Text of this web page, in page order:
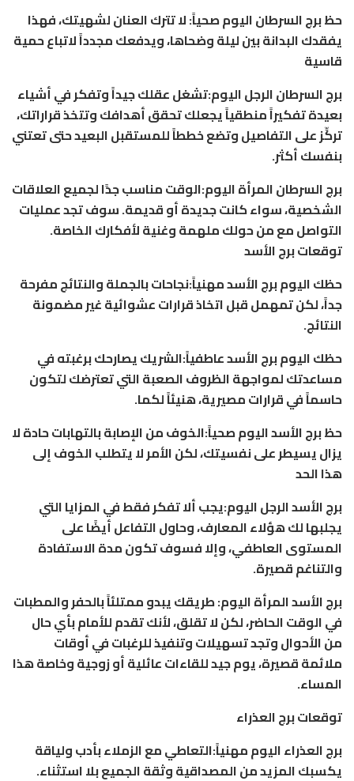
حظ برج السرطان اليوم صحياً: لا تترك العنان لشهيتك، فهذا
يفقدك البدانة بين ليلة وضحاها، ويدفعك مجدداً لاتباع حمية
قاسية
برج السرطان الرجل اليوم:تشغل عقلك جيداً وتفكر في أشياء
بعيدة تفكيراً منطقياً يجعلك تحقق أهدافك وتتخذ قراراتك،
تركِّز على التفاصيل وتضع خططاً للمستقبل البعيد حتى تعتني
بنفسك أكثر.
برج السرطان المرأة اليوم:الوقت مناسب جدًا لجميع العلاقات
الشخصية، سواء كانت جديدة أو قديمة. سوف تجد عمليات
التواصل مع من حولك ملهمة وغنية لأفكارك الخاصة.
توقعات برج الأسد
حظك اليوم برج الأسد مهنياً:نجاحات بالجملة والنتائج مفرحة
جداً، لكن تمهمل قبل اتخاذ قرارات عشوائية غير مضمونة
النتائج.
حظك اليوم برج الأسد عاطفياً:الشريك يصارحك برغبته في
مساعدتك لمواجهة الظروف الصعبة التي تعترضك لتكون
حاسماً في قرارات مصيرية، هنيئاً لكما.
حظ برج الأسد اليوم صحياً:الخوف من الإصابة بالتهابات حادة لا
يزال يسيطر على نفسيتك، لكن الأمر لا يتطلب الخوف إلى
هذا الحد
برج الأسد الرجل اليوم:يجب ألا تفكر فقط في المزايا التي
يجلبها لك هؤلاء المعارف، وحاول التفاعل أيضًا على
المستوى العاطفي، وإلا فسوف تكون مدة الاستفادة
والتناغم قصيرة.
برج الأسد المرأة اليوم: طريقك يبدو ممتلئاً بالحفر والمطبات
في الوقت الحاضر، لكن لا تقلق، لأنك تقدم للأمام بأي حال
من الأحوال وتجد تسهيلات وتنفيذ للرغبات في أوقات
ملائمة قصيرة، يوم جيد للقاءات عائلية أو زوجية وخاصة هذا
المساء.
توقعات برج العذراء
برج العذراء اليوم مهنياً:التعاطي مع الزملاء بأدب ولياقة
يكسبك المزيد من المصداقية وثقة الجميع بلا استثناء.